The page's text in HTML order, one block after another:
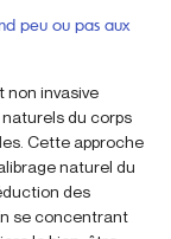
peu ou pas aux
non invasive
du corps
Cette approche
naturel du
des
se concentrant